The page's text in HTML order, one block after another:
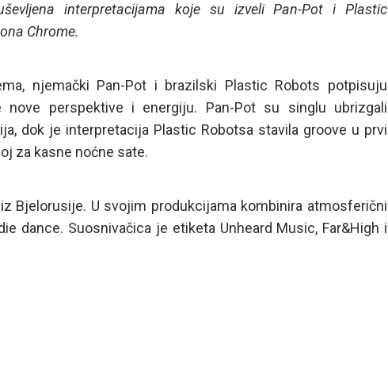
interpretacijama koje su izveli Pan-Pot i Plastic
Chrome.
njemački Pan-Pot i brazilski Plastic Robots potpisuju
nove perspektive i energiju. Pan-Pot su singlu ubrizgali
dok je interpretacija Plastic Robotsa stavila groove u prvi
za kasne noćne sate.
Bjelorusije. U svojim produkcijama kombinira atmosferični
dance. Suosnivačica je etiketa Unheard Music, Far&High i